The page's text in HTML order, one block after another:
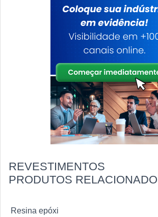
REVESTIMENTOS
PRODUTOS
Resina epóxi